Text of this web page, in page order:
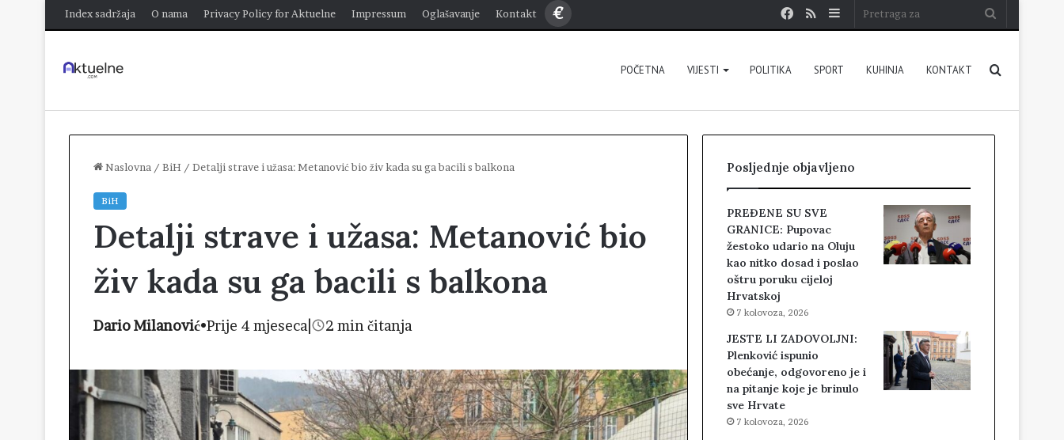
Index sadržaja O nama Privacy Policy for Aktuelne Impressum Oglašavanje Kontakt € Sidebar
RSS
Facebook
POČETNA VIJESTI POLITIKA SPORT KUHINJA KONTAKT Pretraga
Naslovna / BiH / Detalji strave i užasa: Metanović bio živ kada su ga bacili s balkona
BiH
Detalji strave i užasa: Metanović bio
živ kada su ga bacili s balkona
Dario Milanović•Prije 4 mjeseca 2 min čitanja
Posljednje objavljeno
PREĐENE SU SVE
GRANICE: Pupovac
žestoko udario na Oluju
kao nitko dosad i poslao
oštru poruku cijeloj
Hrvatskoj
7 kolovoza, 2026
JESTE LI ZADOVOLJNI:
Plenković ispunio
obećanje, odgovoreno je i
na pitanje koje je brinulo
sve Hrvate
7 kolovoza, 2026